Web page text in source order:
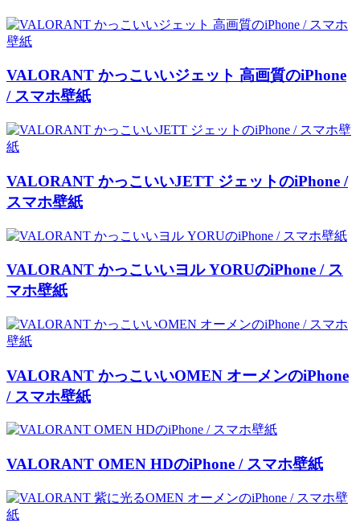
VALORANT かっこいいジェット 高画質のiPhone
/ スマホ壁紙
VALORANT かっこいいJETT ジェットのiPhone /
スマホ壁紙
VALORANT かっこいいヨル YORUのiPhone / ス
マホ壁紙
VALORANT かっこいいOMEN オーメンのiPhone
/ スマホ壁紙
VALORANT OMEN HDのiPhone / スマホ壁紙